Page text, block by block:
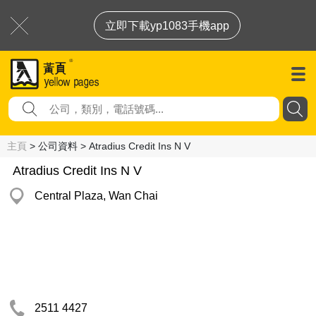
立即下載yp1083手機app
主頁 > 公司資料 > Atradius Credit Ins N V
Atradius Credit Ins N V
Central Plaza, Wan Chai
2511 4427